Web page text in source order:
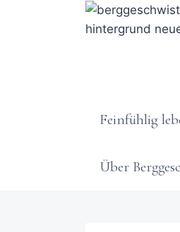
Feinfühlig
Über